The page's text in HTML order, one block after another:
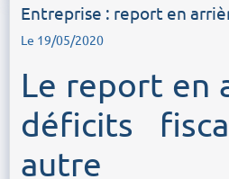
Entreprise : report en
Le 19/05/2020
Le report en
déficits
autre